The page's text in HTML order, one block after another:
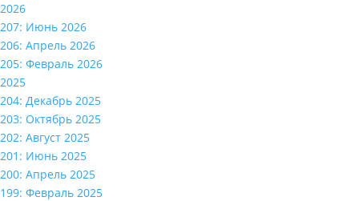
2026
207: Июнь 2026
206: Апрель 2026
205: Февраль 2026
2025
204: Декабрь 2025
203: Октябрь 2025
202: Август 2025
201: Июнь 2025
200: Апрель 2025
199: Февраль 2025